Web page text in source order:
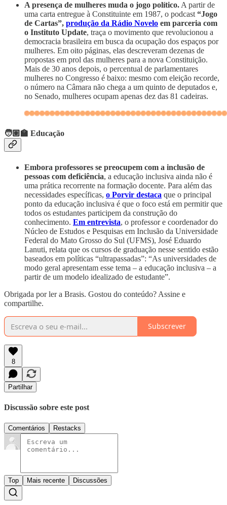
A presença de mulheres muda o jogo político. A partir de
uma carta entregue à Constituinte em 1987, o podcast “Jogo
de Cartas”, produção da Rádio Novelo em parceria com
o Instituto Update, traça o movimento que revolucionou a
democracia brasileira em busca da ocupação dos espaços por
mulheres. Em oito páginas, elas descreveram dezenas de
propostas em prol das mulheres para a nova Constituição.
Mais de 30 anos depois, o percentual de parlamentares
mulheres no Congresso é baixo: mesmo com eleição recorde,
o número na Câmara não chega a um quinto de deputados e,
no Senado, mulheres ocupam apenas dez das 81 cadeiras.
🧑🏽‍🏫 Educação
Embora professores se preocupem com a inclusão de
pessoas com deficiência, a educação inclusiva ainda não é
uma prática recorrente na formação docente. Para além das
necessidades específicas, o Porvir destaca que o principal
ponto da educação inclusiva é que o foco está em permitir que
todos os estudantes participem da construção do
conhecimento. Em entrevista, o professor e coordenador do
Núcleo de Estudos e Pesquisas em Inclusão da Universidade
Federal do Mato Grosso do Sul (UFMS), José Eduardo
Lanuti, relata que os cursos de graduação nesse sentido estão
baseados em políticas “ultrapassadas”: “As universidades de
modo geral apresentam esse tema – a educação inclusiva – a
partir de um modelo idealizado de estudante”.
Obrigada por ler a Brasis. Gostou do conteúdo? Assine e
compartilhe.
Subscrever
8
Partilhar
Discussão sobre este post
Comentários Restacks
Top Mais recente Discussões